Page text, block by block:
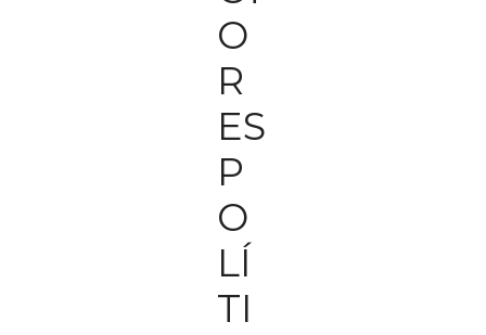
O
R
ES
P
O
LÍ
TI